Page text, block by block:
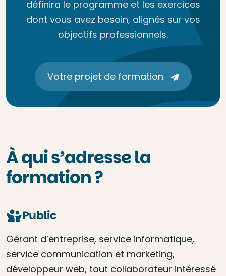
définira le programme et les exercices
dont vous avez besoin, alignés sur vos
objectifs professionnels.
Votre projet de formation
À qui s’adresse la
formation ?
Public
Gérant d’entreprise, service informatique,
service communication et marketing,
développeur web, tout collaborateur intéressé